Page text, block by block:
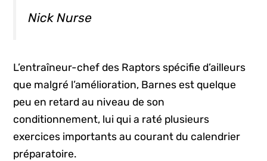
Nick Nurse
L’entraîneur-chef des Raptors spécifie d’ailleurs
que malgré l’amélioration, Barnes est quelque
peu en retard au niveau de son
conditionnement, lui qui a raté plusieurs
exercices importants au courant du calendrier
préparatoire.